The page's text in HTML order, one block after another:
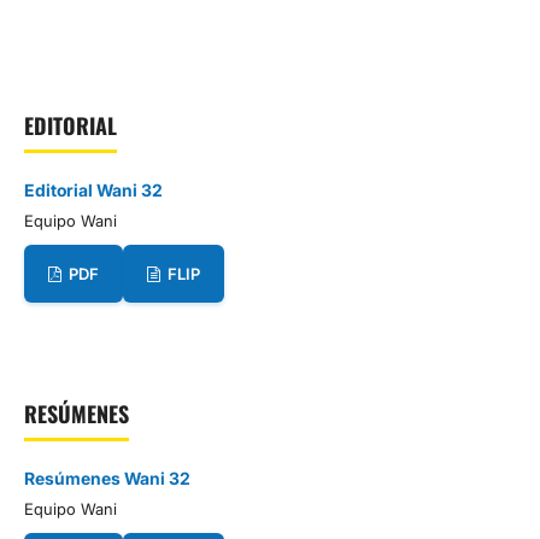
EDITORIAL
Editorial Wani 32
Equipo Wani
PDF FLIP
RESÚMENES
Resúmenes Wani 32
Equipo Wani